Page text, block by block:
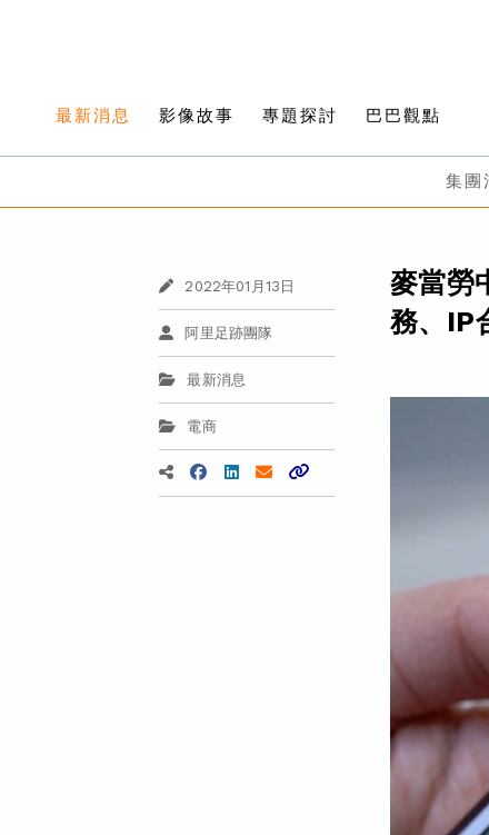
最新消息 影像故事 專題探討 巴巴觀點
集團
2022年01月13日
阿里足跡團隊
最新消息
電商
麥當勞
務、IP